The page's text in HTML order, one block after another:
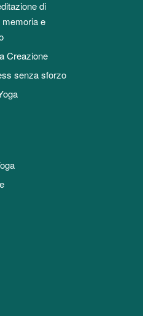
di
memoria e
Creazione
senza sforzo